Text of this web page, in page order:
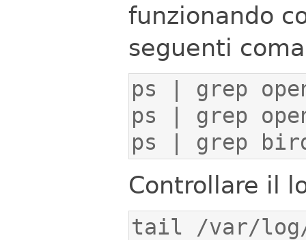
funzionando
seguenti
ps | grep
Controllare il
tail /var/log/